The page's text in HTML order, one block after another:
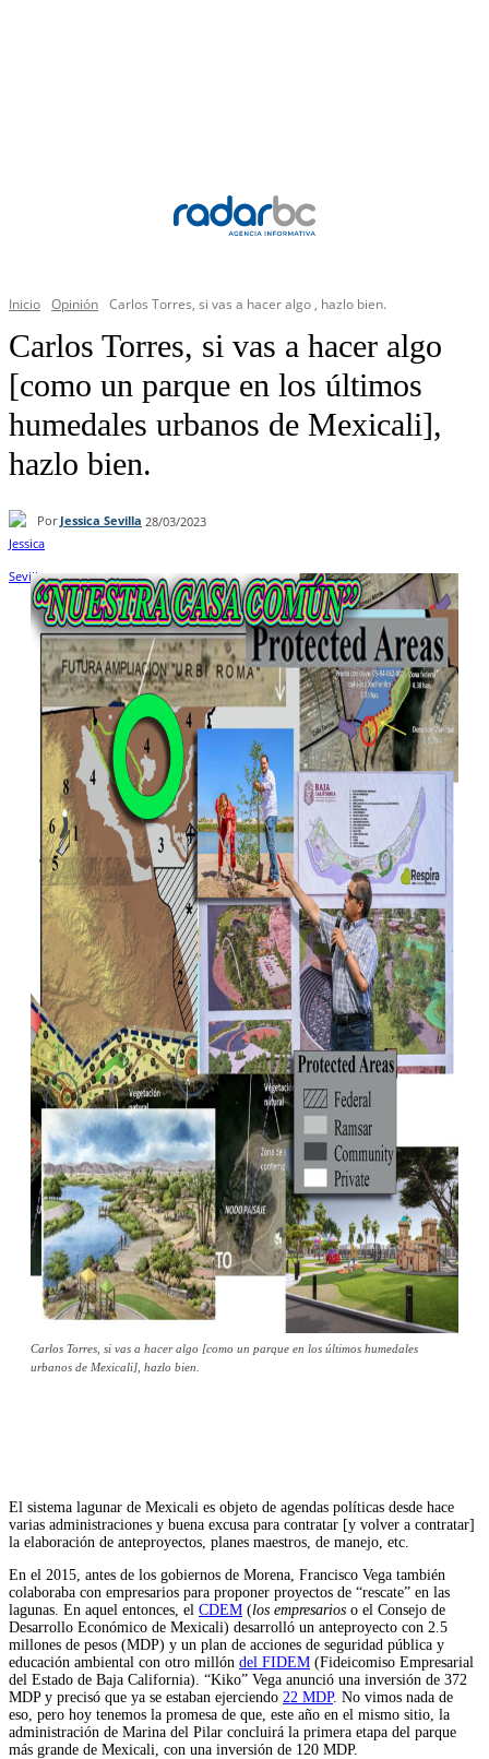
Inicio Opinión Carlos Torres, si vas a hacer algo , hazlo bien.
Carlos Torres, si vas a hacer algo
[como un parque en los últimos
humedales urbanos de Mexicali],
hazlo bien.
Por Jessica Sevilla 28/03/2023
Carlos Torres, si vas a hacer algo [como un parque en los últimos humedales
urbanos de Mexicali], hazlo bien.
El sistema lagunar de Mexicali es objeto de agendas políticas desde hace
varias administraciones y buena excusa para contratar [y volver a contratar]
la elaboración de anteproyectos, planes maestros, de manejo, etc.
En el 2015, antes de los gobiernos de Morena, Francisco Vega también
colaboraba con empresarios para proponer proyectos de “rescate” en las
lagunas. En aquel entonces, el CDEM (los empresarios o el Consejo de
Desarrollo Económico de Mexicali) desarrolló un anteproyecto con 2.5
millones de pesos (MDP) y un plan de acciones de seguridad pública y
educación ambiental con otro millón del FIDEM (Fideicomiso Empresarial
del Estado de Baja California). “Kiko” Vega anunció una inversión de 372
MDP y precisó que ya se estaban ejerciendo 22 MDP. No vimos nada de
eso, pero hoy tenemos la promesa de que, este año en el mismo sitio, la
administración de Marina del Pilar concluirá la primera etapa del parque
más grande de Mexicali, con una inversión de 120 MDP.